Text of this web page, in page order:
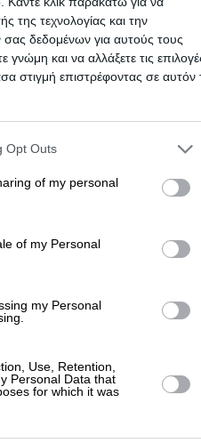
της τεχνολογίας και την
δεδομένων για αυτούς τους
και να αλλάξετε τις
στιγμή επιστρέφοντας σε αυτόν
uses one or more Google
including but not limited to
to use your data for below
section.
Opt Outs
of my personal
of my Personal
my Personal
Use, Retention,
Personal Data that
for which it was
16:00
& αργίες κλειστά